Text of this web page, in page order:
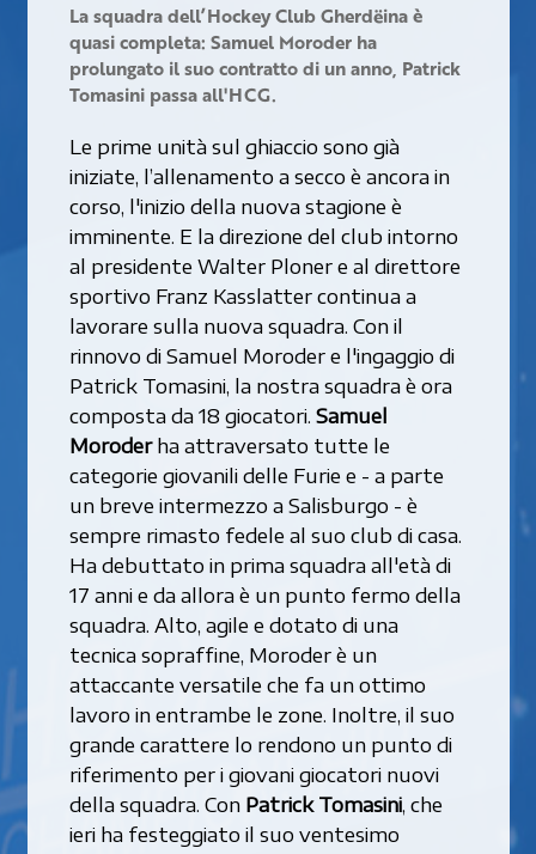
La squadra dell’Hockey Club Gherdëina è
quasi completa: Samuel Moroder ha
prolungato il suo contratto di un anno, Patrick
Tomasini passa all'HCG.
Le prime unità sul ghiaccio sono già
iniziate, l’allenamento a secco è ancora in
corso, l'inizio della nuova stagione è
imminente. E la direzione del club intorno
al presidente Walter Ploner e al direttore
sportivo Franz Kasslatter continua a
lavorare sulla nuova squadra. Con il
rinnovo di Samuel Moroder e l'ingaggio di
Patrick Tomasini, la nostra squadra è ora
composta da 18 giocatori. Samuel
Moroderha attraversato tutte le
categorie giovanili delle Furie e - a parte
un breve intermezzo a Salisburgo - è
sempre rimasto fedele al suo club di casa.
Ha debuttato in prima squadra all'età di
17 anni e da allora è un punto fermo della
squadra. Alto, agile e dotato di una
tecnica sopraffine, Moroder è un
attaccante versatile che fa un ottimo
lavoro in entrambe le zone. Inoltre, il suo
grande carattere lo rendono un punto di
riferimento per i giovani giocatori nuovi
della squadra. Con Patrick Tomasini, che
ieri ha festeggiato il suo ventesimo